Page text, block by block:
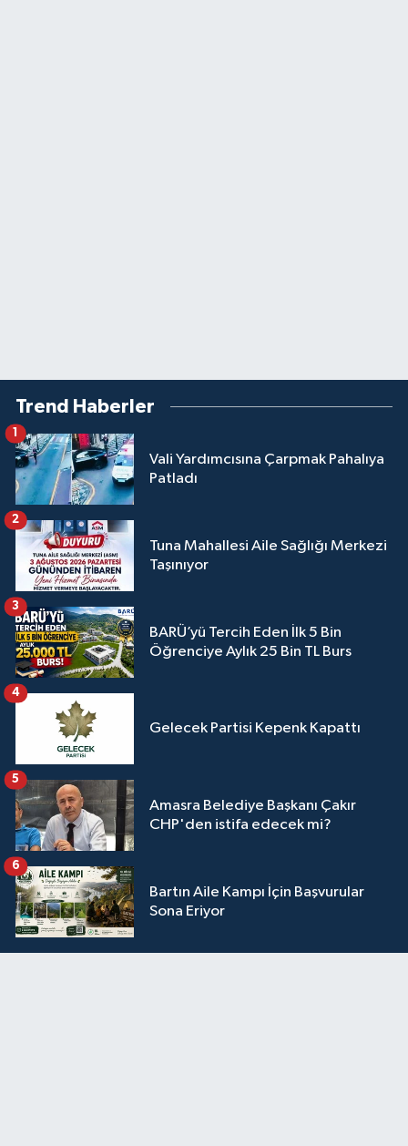
Trend Haberler
Vali Yardımcısına Çarpmak Pahalıya
Patladı
1
Tuna Mahallesi Aile Sağlığı Merkezi
Taşınıyor
2
BARÜ’yü Tercih Eden İlk 5 Bin
Öğrenciye Aylık 25 Bin TL Burs
3
Gelecek Partisi Kepenk Kapattı
4
Amasra Belediye Başkanı Çakır
CHP'den istifa edecek mi?
5
Bartın Aile Kampı İçin Başvurular
Sona Eriyor
6